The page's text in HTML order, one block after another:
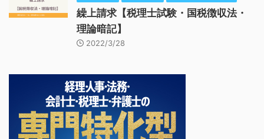
繰上請求【税理士試験・国税徴収法・
理論暗記】
2022/3/28